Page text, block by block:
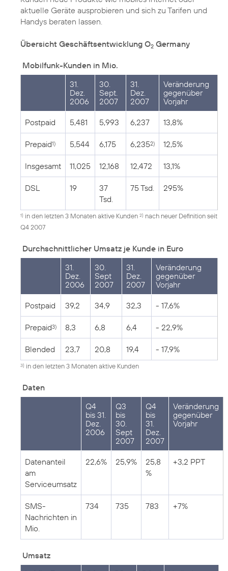
aktuelle Geräte ausprobieren und sich zu Tarifen und
Handys beraten lassen.
Übersicht Geschäftsentwicklung O2 Germany
Mobilfunk-Kunden in Mio.
31.
Dez.
2006
30.
Sept.
2007
31.
Dez.
2007
Veränderung
gegenüber
Vorjahr
Postpaid 5,481 5,993 6,237 13,8%
Prepaid1) 5,544 6,175 6,2352) 12,5%
Insgesamt 11,025 12,168 12,472 13,1%
DSL 19
37
Tsd.
75 Tsd. 295%
1) in den letzten 3 Monaten aktive Kunden 2) nach neuer Definition seit
Q4 2007
Durchschnittlicher Umsatz je Kunde in Euro
31.
Dez.
2006
30.
Sept
2007
31.
Dez.
2007
Veränderung
gegenüber
Vorjahr
Postpaid 39,2 34,9 32,3 - 17,6%
Prepaid3) 8,3 6,8 6,4 - 22,9%
Blended 23,7 20,8 19,4 - 17,9%
3) in den letzten 3 Monaten aktive Kunden
Daten
Q4
bis 31.
Dez.
2006
Q3
bis
30.
Sept
2007
Q4
bis
31.
Dez.
2007
Veränderung
gegenüber
Vorjahr
Datenanteil
am
Serviceumsatz
22,6% 25,9%
25,8
%
+3,2 PPT
SMS-
Nachrichten in
Mio.
734 735 783 +7%
Umsatz